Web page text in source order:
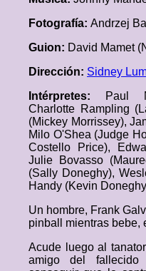
Fotografía: Andrzej
Guion: David Mamet
Dirección: Sidney
Intérpretes:
Paul
Charlotte Rampling
(Mickey Morrissey),
Milo O'Shea (Judge
Costello Price),
Julie Bovasso
(Sally Doneghy),
Handy (Kevin
Un hombre, Frank
pinball mientras bebe,
Acude luego al
amigo del